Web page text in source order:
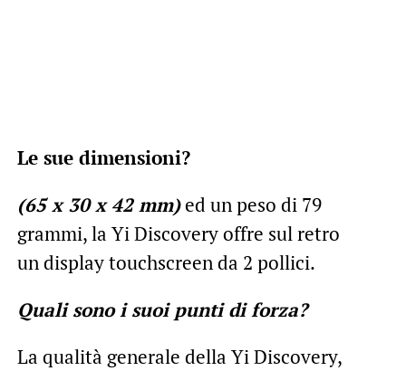
Le sue dimensioni?
(65 x 30 x 42 mm)ed un peso di 79
grammi, la Yi Discovery offre sul retro
un display touchscreen da 2 pollici.
Quali sono i suoi punti di forza?
La qualità generale della Yi Discovery,